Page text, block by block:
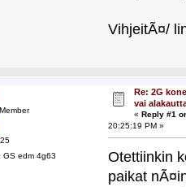
VihjeitÃ¤/
GS edm 4g63
Re: 2G
vai
« Reply #1
20:25:19 PM »
Otettiinkin
paikat